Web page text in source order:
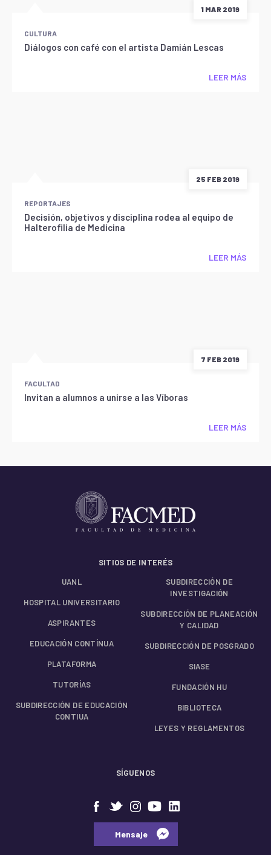
1 MAR 2019
CULTURA
Diálogos con café con el artista Damián Lescas
LEER MÁS
25 FEB 2019
REPORTAJES
Decisión, objetivos y disciplina rodea al equipo de
Halterofilia de Medicina
LEER MÁS
7 FEB 2019
FACULTAD
Invitan a alumnos a unirse a las Víboras
LEER MÁS
SITIOS DE INTERÉS
UANL
HOSPITAL UNIVERSITARIO
ASPIRANTES
EDUCACIÓN CONTÍNUA
PLATAFORMA
TUTORÍAS
SUBDIRECCIÓN DE EDUCACIÓN
CONTIUA
SUBDIRECCIÓN DE
INVESTIGACIÓN
SUBDIRECCIÓN DE PLANEACIÓN
Y CALIDAD
SUBDIRECCIÓN DE POSGRADO
SIASE
FUNDACIÓN HU
BIBLIOTECA
LEYES Y REGLAMENTOS
SÍGUENOS
⠀⠀Mensaje⠀